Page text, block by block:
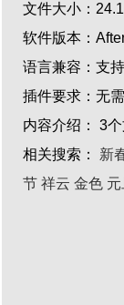
文件大小：
软件版本：
语言兼容： 支
插件要求： 无
内容介绍：
3
相关搜索： 新
节 祥云 金色 元